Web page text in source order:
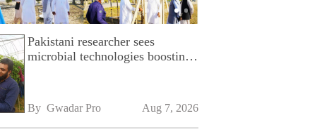
Pakistani researcher sees
microbial technologies boosting
By Gwadar Pro Aug 7, 2026